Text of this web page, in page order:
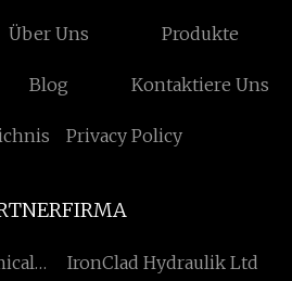
Über Uns Produkte
Blog Kontaktiere Uns
Privacy Policy
IronClad Hydraulik Ltd